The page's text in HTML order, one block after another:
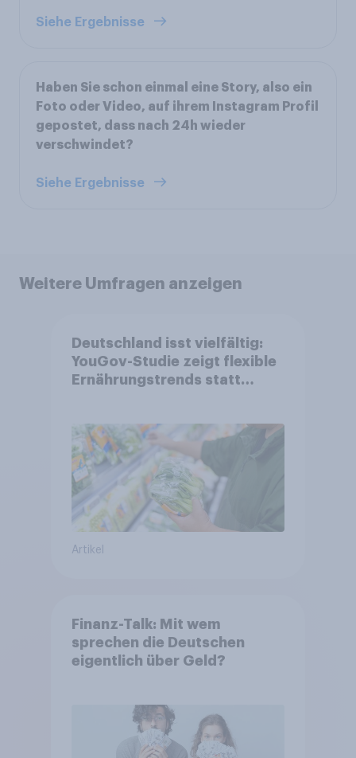
Siehe Ergebnisse
Haben Sie schon einmal eine Story, also ein
Foto oder Video, auf ihrem Instagram Profil
gepostet, dass nach 24h wieder
verschwindet?
Siehe Ergebnisse
Weitere Umfragen anzeigen
Deutschland isst vielfältig:
YouGov-Studie zeigt flexible
Ernährungstrends statt
Artikel
Finanz-Talk: Mit wem
sprechen die Deutschen
eigentlich über Geld?